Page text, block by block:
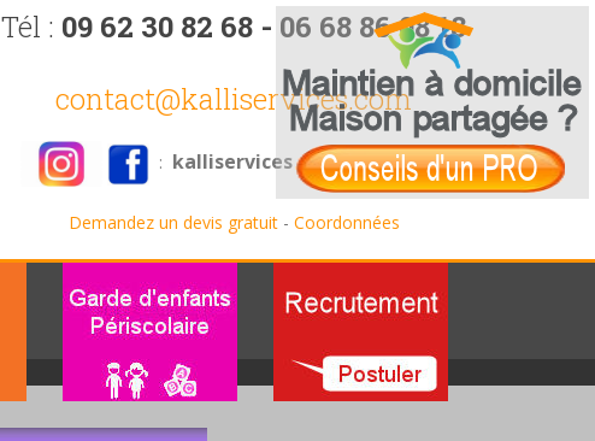
Tél : 09 62 30 82 68 - 06 68 86 08 18
contact@kalliservices.com
: kalliservices
Demandez un devis gratuit- Coordonnées